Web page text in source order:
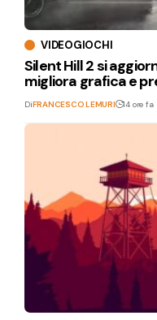
VIDEOGIOCHI
Silent Hill 2 si
migliora grafica e
DiFRANCESCO LEMURI 14 ore fa